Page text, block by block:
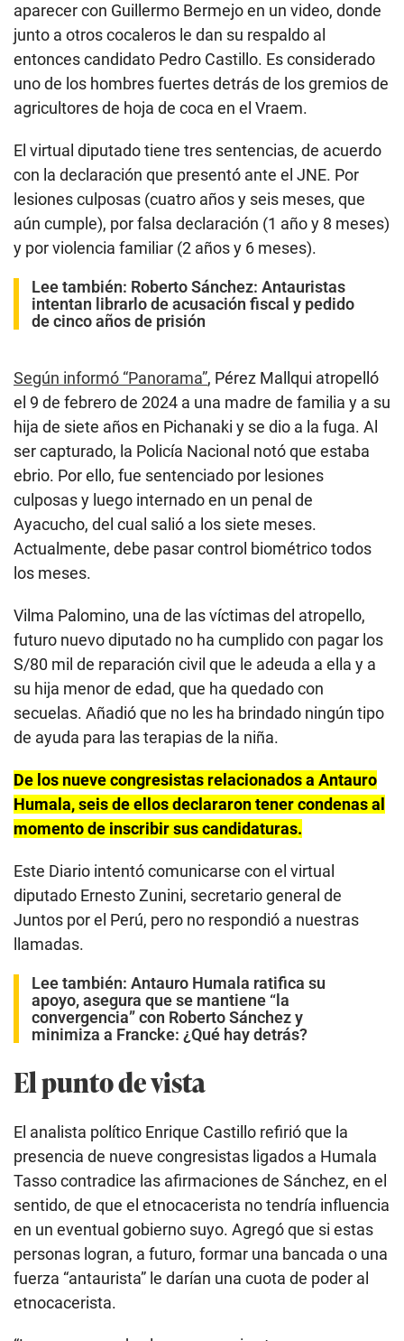
aparecer con Guillermo Bermejo en un video, donde
junto a otros cocaleros le dan su respaldo al
entonces candidato Pedro Castillo. Es considerado
uno de los hombres fuertes detrás de los gremios de
agricultores de hoja de coca en el Vraem.
El virtual diputado tiene tres sentencias, de acuerdo
con la declaración que presentó ante el JNE. Por
lesiones culposas (cuatro años y seis meses, que
aún cumple), por falsa declaración (1 año y 8 meses)
y por violencia familiar (2 años y 6 meses).
Lee también: Roberto Sánchez: Antauristas
intentan librarlo de acusación fiscal y pedido
de cinco años de prisión
Según informó “Panorama”, Pérez Mallqui atropelló
el 9 de febrero de 2024 a una madre de familia y a su
hija de siete años en Pichanaki y se dio a la fuga. Al
ser capturado, la Policía Nacional notó que estaba
ebrio. Por ello, fue sentenciado por lesiones
culposas y luego internado en un penal de
Ayacucho, del cual salió a los siete meses.
Actualmente, debe pasar control biométrico todos
los meses.
Vilma Palomino, una de las víctimas del atropello,
futuro nuevo diputado no ha cumplido con pagar los
S/80 mil de reparación civil que le adeuda a ella y a
su hija menor de edad, que ha quedado con
secuelas. Añadió que no les ha brindado ningún tipo
de ayuda para las terapias de la niña.
De los nueve congresistas relacionados a Antauro
Humala, seis de ellos declararon tener condenas al
momento de inscribir sus candidaturas.
Este Diario intentó comunicarse con el virtual
diputado Ernesto Zunini, secretario general de
Juntos por el Perú, pero no respondió a nuestras
llamadas.
Lee también: Antauro Humala ratifica su
apoyo, asegura que se mantiene “la
convergencia” con Roberto Sánchez y
minimiza a Francke: ¿Qué hay detrás?
El punto de vista
El analista político Enrique Castillo refirió que la
presencia de nueve congresistas ligados a Humala
Tasso contradice las afirmaciones de Sánchez, en el
sentido, de que el etnocacerista no tendría influencia
en un eventual gobierno suyo. Agregó que si estas
personas logran, a futuro, formar una bancada o una
fuerza “antaurista” le darían una cuota de poder al
etnocacerista.